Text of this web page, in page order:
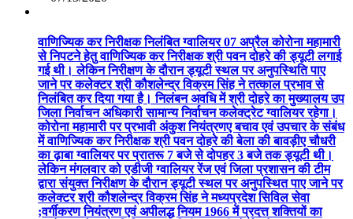
वाणिज्यिक कर निरीक्षक निलंबित ग्वालियर 07 अप्रैल कोरोना महामारी
से निपटने हेतु वाणिज्यिक कर निरीक्षक श्री पवन दोहरे की ड्यूटी लगाई
गई थी। लेकिन निरीक्षण के दौरान ड्यूटी स्थल पर अनुपस्थिति पाए
जाने पर कलेक्टर श्री कौशलेन्द्र विक्रम सिंह ने तत्काल प्रभाव से
निलंबित कर दिया गया है। निलंबन अवधि में श्री दोहरे का मुख्यालय उप
जिला निर्वाचन अधिकारी सामान्य निर्वाचन कलेक्ट्रेट ग्वालियर रहेगा।
कोरोना महामारी पर प्रभावी अंकुश नियंत्रणए बचाव एवं उपचार के संबंध
में वाणिज्यिक कर निरीक्षक श्री पवन दोहरे की बेला की बावड़ीए चौधरी
का ढ़ाबा ग्वालियर पर प्रातरू 7 बजे से दोपहर 3 बजे तक ड्यूटी थी।
लेकिन मंगलवार को एडीजी ग्वालियर रेंज एवं जिला प्रशासन की टीम
द्वारा संयुक्त निरीक्षण के दौरान ड्यूटी स्थल पर अनुपस्थित पाए जाने पर
कलेक्टर श्री कौशलेन्द्र विक्रम सिंह ने मध्यप्रदेश सिविल सेवा
;वर्गीकरण नियंत्रण एवं अपीलद्ध नियम 1966 में प्रदत्त शक्तियों का